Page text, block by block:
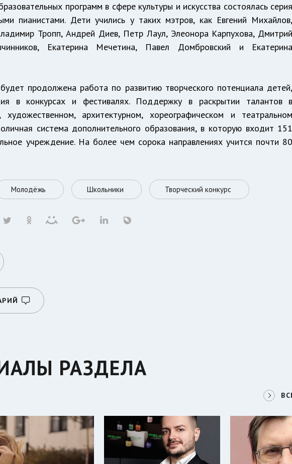
программ в сфере культуры и искусства состоялась серия
пианистами. Дети учились у таких мэтров, как Евгений Михайлов,
Тропп, Андрей Диев, Петр Лаул, Элеонора Карпухова, Дмитрий
Екатерина Мечетина, Павел Домбровский и Екатерина
продолжена работа по развитию творческого потенциала детей,
в конкурсах и фестивалях. Поддержку в раскрытии талантов в
художественном, архитектурном, хореографическом и театральном
система дополнительного образования, в которую входит 151
учреждение. На более чем сорока направлениях учится почти 80
Молодёжь Школьники Творческий конкурс
РАЗДЕЛА